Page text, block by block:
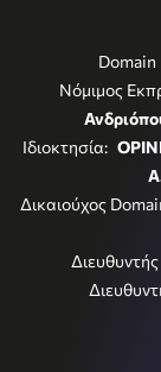
Domain
Νόμιμος
Ιδιοκτησία:
Δικαιούχος